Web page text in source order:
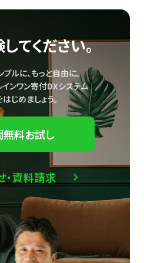
てください。
ルに、もっと自由に。
ンワン寄付DXシステム
じめましょう。
料お試し
・資料請求